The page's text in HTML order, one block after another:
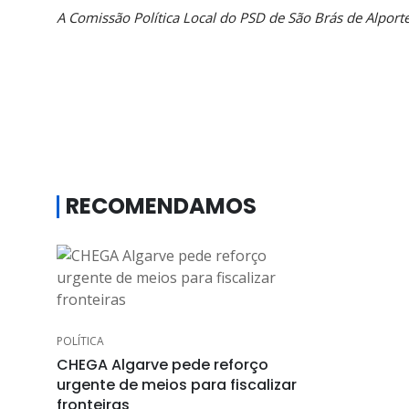
A Comissão Política Local do PSD de São Brás de
RECOMENDAMOS
POLÍTICA
CHEGA Algarve pede reforço
urgente de meios para fiscalizar
fronteiras